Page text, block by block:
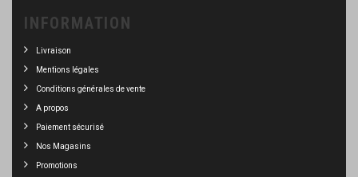
INFORMATION
Livraison
Mentions légales
Conditions générales de vente
A propos
Paiement sécurisé
Nos Magasins
Promotions